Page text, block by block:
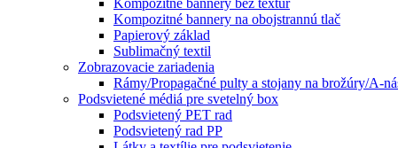
Kompozitné bannery na obojstrannú tlač
Papierový základ
Sublimačný textil
Zobrazovacie zariadenia
Rámy/Propagačné pulty a stojany na brožúry/A-
Podsvietené médiá pre svetelný box
Podsvietený PET rad
Podsvietený rad PP